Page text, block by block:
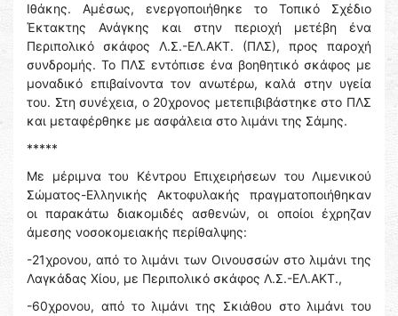
Ιθάκης. Αμέσως, ενεργοποιήθηκε το Τοπικό Σχέδιο
Έκτακτης Ανάγκης και στην περιοχή μετέβη ένα
Περιπολικό σκάφος Λ.Σ.-ΕΛ.ΑΚΤ. (ΠΛΣ), προς παροχή
συνδρομής. Το ΠΛΣ εντόπισε ένα βοηθητικό σκάφος με
μοναδικό επιβαίνοντα τον ανωτέρω, καλά στην υγεία
του. Στη συνέχεια, ο 20χρονος μετεπιβιβάστηκε στο ΠΛΣ
και μεταφέρθηκε με ασφάλεια στο λιμάνι της Σάμης.
*****
Με μέριμνα του Κέντρου Επιχειρήσεων του Λιμενικού
Σώματος-Ελληνικής Ακτοφυλακής πραγματοποιήθηκαν
οι παρακάτω διακομιδές ασθενών, οι οποίοι έχρηζαν
άμεσης νοσοκομειακής περίθαλψης:
-21χρονου, από το λιμάνι των Οινουσσών στο λιμάνι της
Λαγκάδας Χίου, με Περιπολικό σκάφος Λ.Σ.-ΕΛ.ΑΚΤ.,
-60χρονου, από το λιμάνι της Σκιάθου στο λιμάνι του